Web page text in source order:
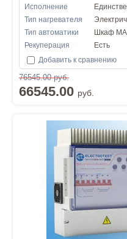
Исполнение
Тип нагревателя
Тип автоматики
Шкаф
Рекуперация
Есть
Добавить к сравнению
76545.00 руб.
66545.00 руб.